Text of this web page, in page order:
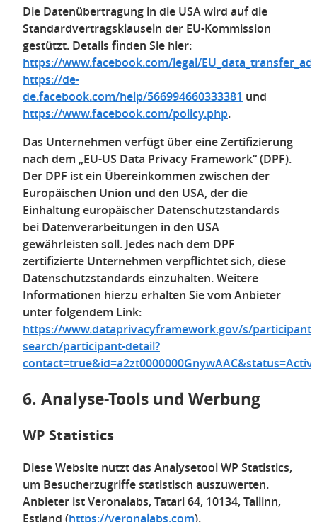
Die Datenübertragung in die USA wird auf die
Standardvertragsklauseln der EU-Kommission
gestützt. Details finden Sie hier:
https://www.facebook.com/legal/
https://de-
de.facebook.com/help/566994660333381 und
https://www.facebook.com/policy.php.
Das Unternehmen verfügt über eine Zertifizierung
nach dem „EU-US Data Privacy Framework“ (DPF).
Der DPF ist ein Übereinkommen zwischen der
Europäischen Union und den USA, der die
Einhaltung europäischer Datenschutzstandards
bei Datenverarbeitungen in den USA
gewährleisten soll. Jedes nach dem DPF
zertifizierte Unternehmen verpflichtet sich, diese
Datenschutzstandards einzuhalten. Weitere
Informationen hierzu erhalten Sie vom Anbieter
unter folgendem Link:
https://www.dataprivacyframework.gov/s/participant-
search/participant-detail?
6. Analyse-Tools und Werbung
WP Statistics
Diese Website nutzt das Analysetool WP Statistics,
um Besucherzugriffe statistisch auszuwerten.
Anbieter ist Veronalabs, Tatari 64, 10134, Tallinn,
Estland (https://veronalabs.com).